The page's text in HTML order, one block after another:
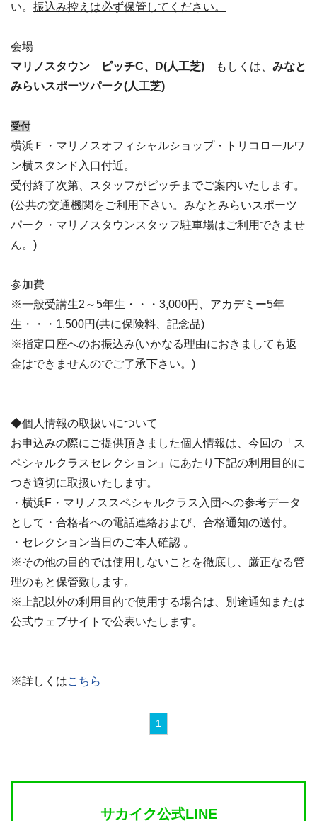
い。 振込み控えは必ず保管してください。
会場
マリノスタウン ピッチC、D(人工芝) もしくは、 みなと
みらいスポーツパーク(人工芝)
受付
横浜Ｆ・マリノスオフィシャルショップ・トリコロールワ
ン横スタンド入口付近。
受付終了次第、スタッフがピッチまでご案内いたします。
(公共の交通機関をご利用下さい。みなとみらいスポーツ
パーク・マリノスタウンスタッフ駐車場はご利用できませ
ん。)
参加費
※一般受講生2～5年生・・・3,000円、アカデミー5年
生・・・1,500円(共に保険料、記念品)
※指定口座へのお振込み(いかなる理由におきましても返
金はできませんのでご了承下さい。)
◆個人情報の取扱いについて
お申込みの際にご提供頂きました個人情報は、今回の「ス
ペシャルクラスセレクション」にあたり下記の利用目的に
つき適切に取扱いたします。
・横浜F・マリノススペシャルクラス入団への参考データ
として・合格者への電話連絡および、合格通知の送付。
・セレクション当日のご本人確認 。
※その他の目的では使用しないことを徹底し、厳正なる管
理のもと保管致します。
※上記以外の利用目的で使用する場合は、別途通知または
公式ウェブサイトで公表いたします。
※詳しくはこちら
1
サカイク公式LINE